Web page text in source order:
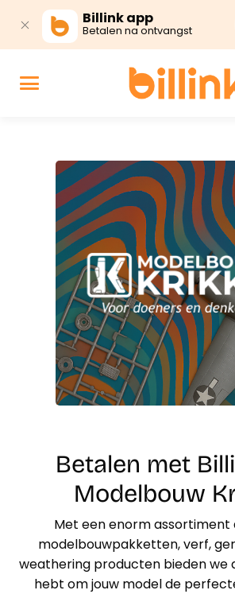
Billink app
Betalen na ontvangst
Betalen met
Modelbouw
Met een enorm assortiment
modelbouwpakketten, verf,
weathering producten bieden we
hebt om jouw model de